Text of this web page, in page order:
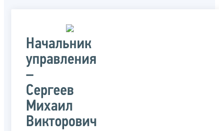
Начальник
управления
–
Сергеев
Михаил
Викторович